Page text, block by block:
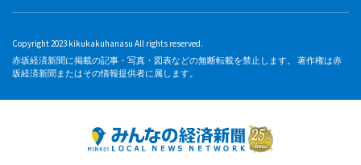
Copyright 2023 kikukakuhanasu All rights reserved.
赤坂経済新聞に掲載の記事・写真・図表などの無断転載を禁止します。 著作権は赤
坂経済新聞またはその情報提供者に属します。